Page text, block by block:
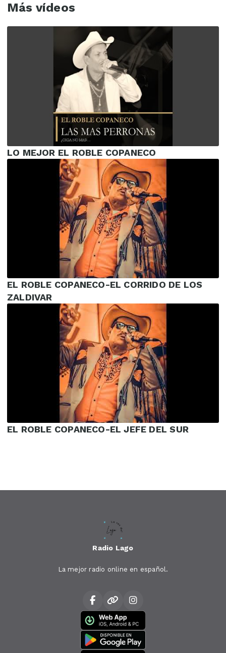
Más vídeos
LO MEJOR EL ROBLE COPANECO
EL ROBLE COPANECO-EL CORRIDO DE LOS
ZALDIVAR
EL ROBLE COPANECO-EL JEFE DEL SUR
Radio Lago
La mejor radio online en español.